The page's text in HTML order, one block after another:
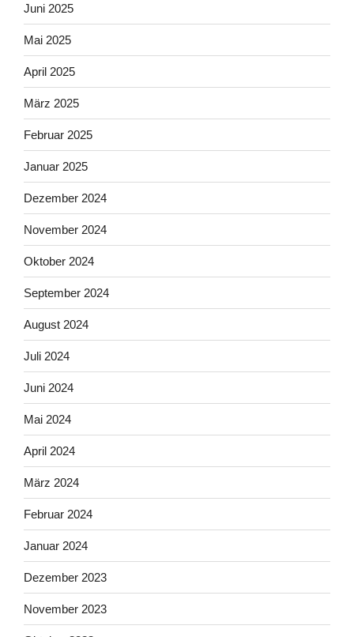
Juni 2025
Mai 2025
April 2025
März 2025
Februar 2025
Januar 2025
Dezember 2024
November 2024
Oktober 2024
September 2024
August 2024
Juli 2024
Juni 2024
Mai 2024
April 2024
März 2024
Februar 2024
Januar 2024
Dezember 2023
November 2023